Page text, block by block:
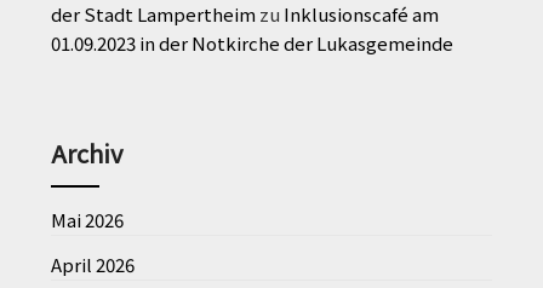
der Stadt Lampertheim zu Inklusionscafé am
01.09.2023 in der Notkirche der Lukasgemeinde
Archiv
Mai 2026
April 2026